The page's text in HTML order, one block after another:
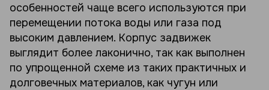
особенностей чаще всего используются при
перемещении потока воды или газа под
высоким давлением. Корпус задвижек
выглядит более лаконично, так как выполнен
по упрощенной схеме из таких практичных и
долговечных материалов, как чугун или